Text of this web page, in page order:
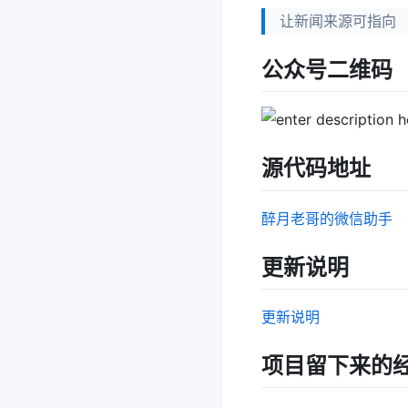
让新闻来源可指向
公众号二维码
源代码地址
醉月老哥的微信助手
更新说明
更新说明
项目留下来的